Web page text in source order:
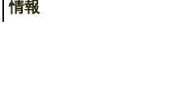
情報